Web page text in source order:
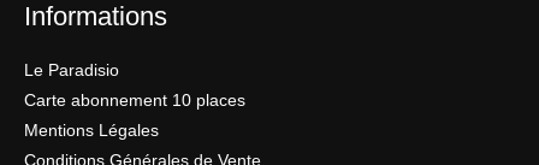
Informations
Le Paradisio
Carte abonnement 10 places
Mentions Légales
Conditions Générales de Vente